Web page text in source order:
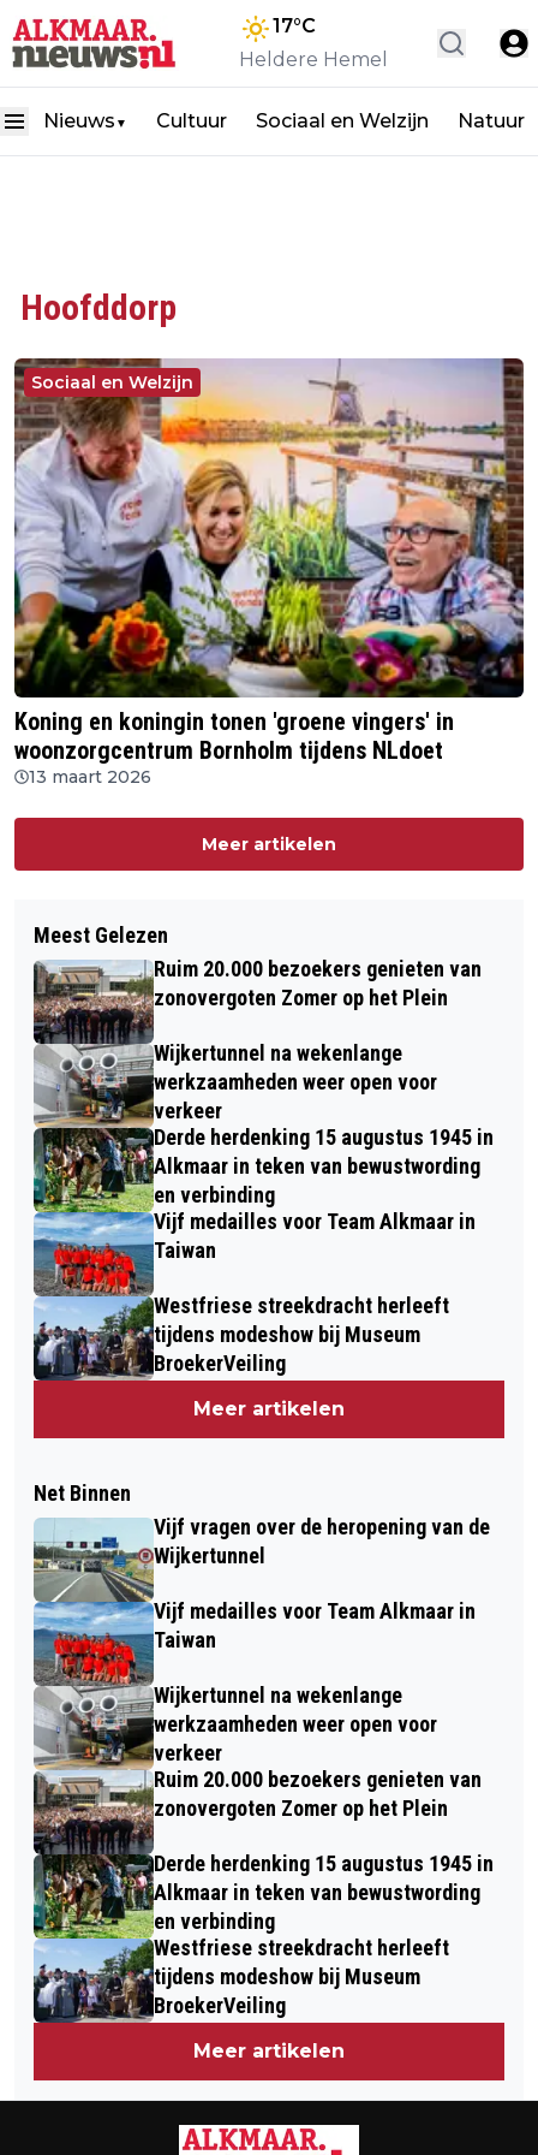
17°C
Heldere Hemel
Nieuws ▼ Cultuur Sociaal en Welzijn Natuur
Hoofddorp
Sociaal en Welzijn
Koning en koningin tonen 'groene vingers' in
woonzorgcentrum Bornholm tijdens NLdoet
13 maart 2026
Meer artikelen
Meest Gelezen
Ruim 20.000 bezoekers genieten van
zonovergoten Zomer op het Plein
Wijkertunnel na wekenlange
werkzaamheden weer open voor
verkeer
Derde herdenking 15 augustus 1945 in
Alkmaar in teken van bewustwording
en verbinding
Vijf medailles voor Team Alkmaar in
Taiwan
Westfriese streekdracht herleeft
tijdens modeshow bij Museum
BroekerVeiling
Meer artikelen
Net Binnen
Vijf vragen over de heropening van de
Wijkertunnel
Vijf medailles voor Team Alkmaar in
Taiwan
Wijkertunnel na wekenlange
werkzaamheden weer open voor
verkeer
Ruim 20.000 bezoekers genieten van
zonovergoten Zomer op het Plein
Derde herdenking 15 augustus 1945 in
Alkmaar in teken van bewustwording
en verbinding
Westfriese streekdracht herleeft
tijdens modeshow bij Museum
BroekerVeiling
Meer artikelen